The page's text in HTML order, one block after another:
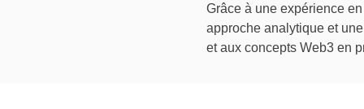
Grâce à une expérience
approche analytique et
et aux concepts Web3 en